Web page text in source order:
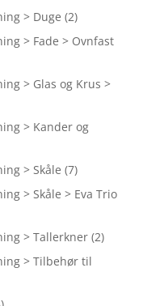
> Duge (2)
> Fade > Ovnfast
> Glas og Krus >
> Kander og
> Skåle (7)
> Skåle > Eva Trio
> Tallerkner (2)
> Tilbehør til